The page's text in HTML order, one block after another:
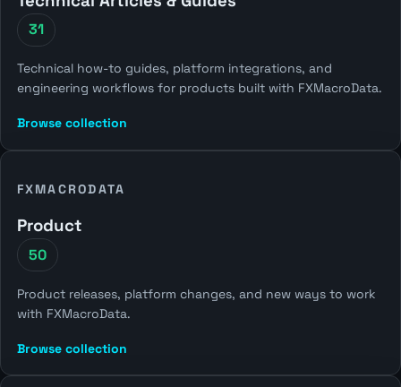
31
Technical how-to guides, platform integrations, and
engineering workflows for products built with FXMacroData.
Browse collection
FXMACRODATA
Product
50
Product releases, platform changes, and new ways to work
with FXMacroData.
Browse collection